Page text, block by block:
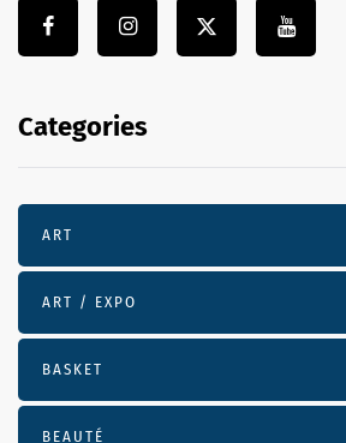
Categories
ART
ART / EXPO
BASKET
BEAUTÉ